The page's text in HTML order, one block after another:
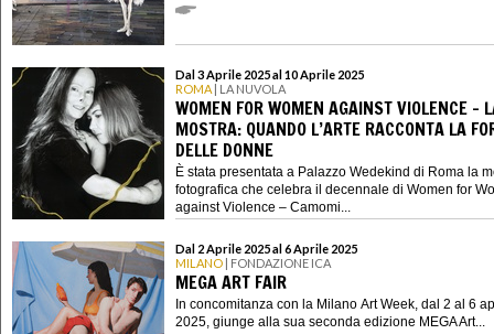
Dal 3 Aprile 2025 al 10 Aprile 2025
ROMA | LA NUVOLA
WOMEN FOR WOMEN AGAINST VIOLENCE –
MOSTRA: QUANDO L’ARTE RACCONTA LA
DELLE DONNE
È stata presentata a Palazzo Wedekind di Roma la
fotografica che celebra il decennale di Women for
against Violence – Camomi...
Dal 2 Aprile 2025 al 6 Aprile 2025
MILANO | FONDAZIONE ICA
MEGA ART FAIR
In concomitanza con la Milano Art Week, dal 2 al 6
2025, giunge alla sua seconda edizione MEGA Art...